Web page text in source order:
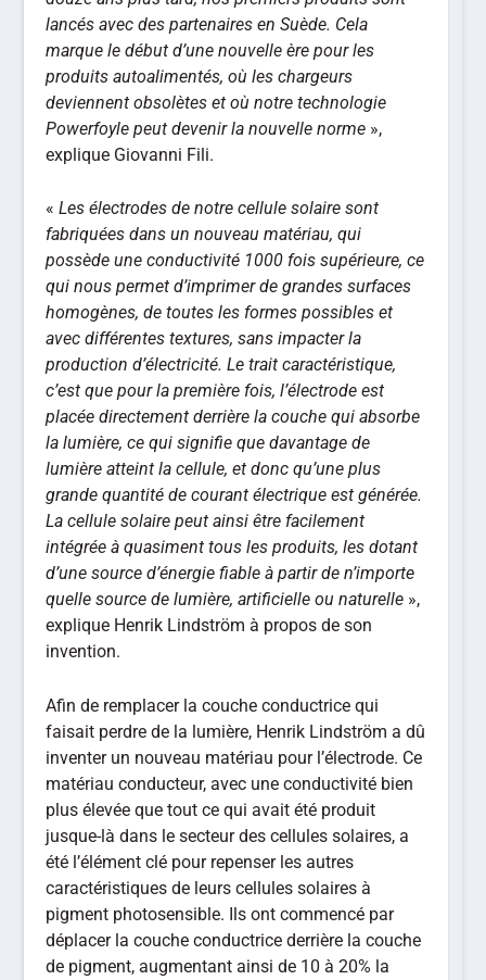
lancés avec des partenaires en Suède. Cela
marque le début d’une nouvelle ère pour les
produits autoalimentés, où les chargeurs
deviennent obsolètes et où notre technologie
Powerfoyle peut devenir la nouvelle norme »,
explique Giovanni Fili.
«Les électrodes de notre cellule solaire sont
fabriquées dans un nouveau matériau, qui
possède une conductivité 1000 fois supérieure, ce
qui nous permet d’imprimer de grandes surfaces
homogènes, de toutes les formes possibles et
avec différentes textures, sans impacter la
production d’électricité. Le trait caractéristique,
c’est que pour la première fois, l’électrode est
placée directement derrière la couche qui absorbe
la lumière, ce qui signifie que davantage de
lumière atteint la cellule, et donc qu’une plus
grande quantité de courant électrique est générée.
La cellule solaire peut ainsi être facilement
intégrée à quasiment tous les produits, les dotant
d’une source d’énergie fiable à partir de n’importe
quelle source de lumière, artificielle ou naturelle »,
explique Henrik Lindström à propos de son
invention.
Afin de remplacer la couche conductrice qui
faisait perdre de la lumière, Henrik Lindström a dû
inventer un nouveau matériau pour l’électrode. Ce
matériau conducteur, avec une conductivité bien
plus élevée que tout ce qui avait été produit
jusque-là dans le secteur des cellules solaires, a
été l’élément clé pour repenser les autres
caractéristiques de leurs cellules solaires à
pigment photosensible. Ils ont commencé par
déplacer la couche conductrice derrière la couche
de pigment, augmentant ainsi de 10 à 20% la